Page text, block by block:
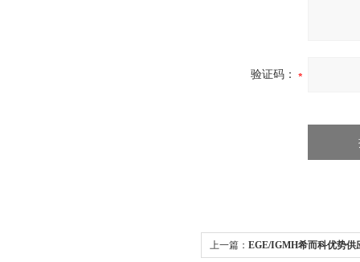
验证码：
上一篇： EGE/IGMH希而科优势供